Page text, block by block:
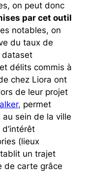
on peut donc
par cet outil
notables, on
du taux de
dataset
délits commis à
chez Liora ont
de leur projet
, permet
au sein de la ville
(lieux
un trajet
de carte grâce